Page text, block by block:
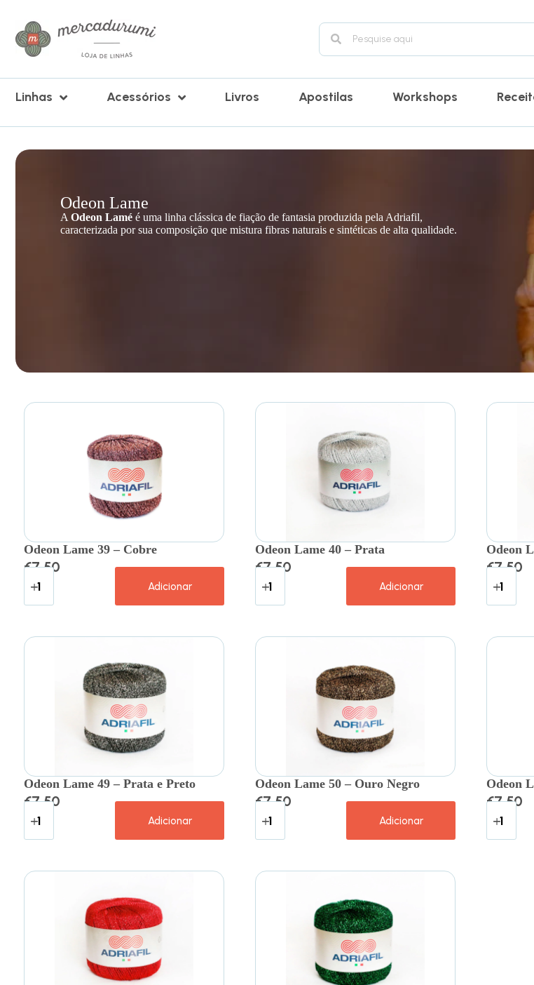
l
p
r
o
o
n
Linhas Acessórios Livros Apostilas Workshops
Odeon Lame
A Odeon Lamé é uma linha clássica de fiação de fantasia produzida pela Adriafil,
caracterizada por sua composição que mistura fibras naturais e sintéticas de alta qualidade.
Odeon Lame 39 – Cobre
€7.50
Adicionar
Odeon Lame 40 – Prata
€7.50
Adicionar
Odeon
€7.50
Odeon Lame 49 – Prata e Preto
€7.50
Adicionar
Odeon Lame 50 – Ouro Negro
€7.50
Adicionar
Odeon
€7.50